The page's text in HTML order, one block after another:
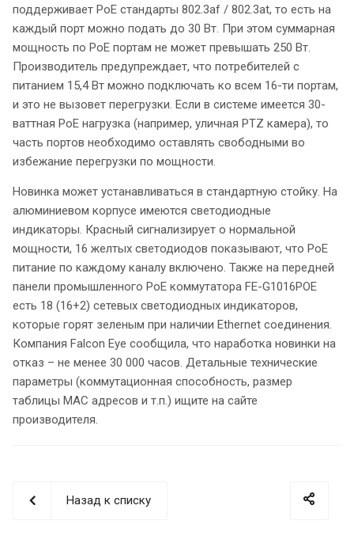
поддерживает PoE стандарты 802.3af / 802.3at, то есть на
каждый порт можно подать до 30 Вт. При этом суммарная
мощность по PoE портам не может превышать 250 Вт.
Производитель предупреждает, что потребителей с
питанием 15,4 Вт можно подключать ко всем 16-ти портам,
и это не вызовет перегрузки. Если в системе имеется 30-
ваттная PoE нагрузка (например, уличная PTZ камера), то
часть портов необходимо оставлять свободными во
избежание перегрузки по мощности.
Новинка может устанавливаться в стандартную стойку. На
алюминиевом корпусе имеются светодиодные
индикаторы. Красный сигнализирует о нормальной
мощности, 16 желтых светодиодов показывают, что PoE
питание по каждому каналу включено. Также на передней
панели промышленного PoE коммутатора FE-G1016POE
есть 18 (16+2) сетевых светодиодных индикаторов,
которые горят зеленым при наличии Ethernet соединения.
Компания Falcon Eye сообщила, что наработка новинки на
отказ – не менее 30 000 часов. Детальные технические
параметры (коммутационная способность, размер
таблицы MAC адресов и т.п.) ищите на сайте
производителя.
Назад к списку